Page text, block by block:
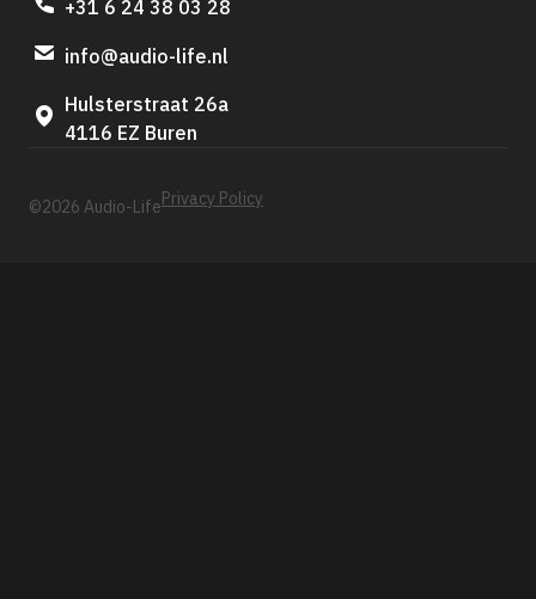
+31 6 24 38 03 28
info@audio-life.nl
Hulsterstraat 26a
4116 EZ Buren
©2026 Audio-LifePrivacy Policy